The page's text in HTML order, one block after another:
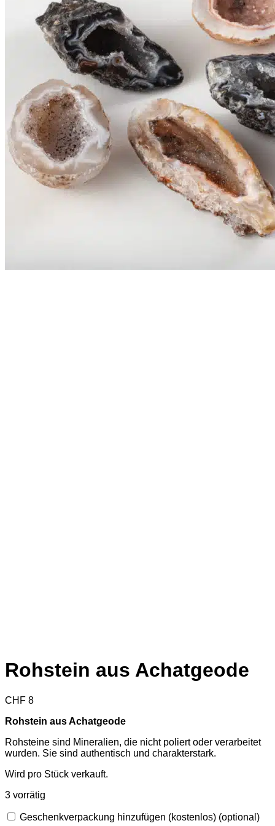
Rohstein aus Achatgeode
CHF 8
Rohstein aus Achatgeode
Rohsteine sind Mineralien, die nicht poliert oder verarbeitet
wurden. Sie sind authentisch und charakterstark.
Wird pro Stück verkauft.
3 vorrätig
Geschenkverpackung hinzufügen (kostenlos) (optional)